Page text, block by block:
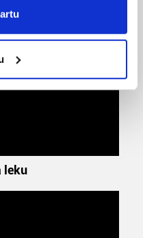
your geographical
scanning it for
pertsonalak
besteak beste,
biltzeko eta
leku